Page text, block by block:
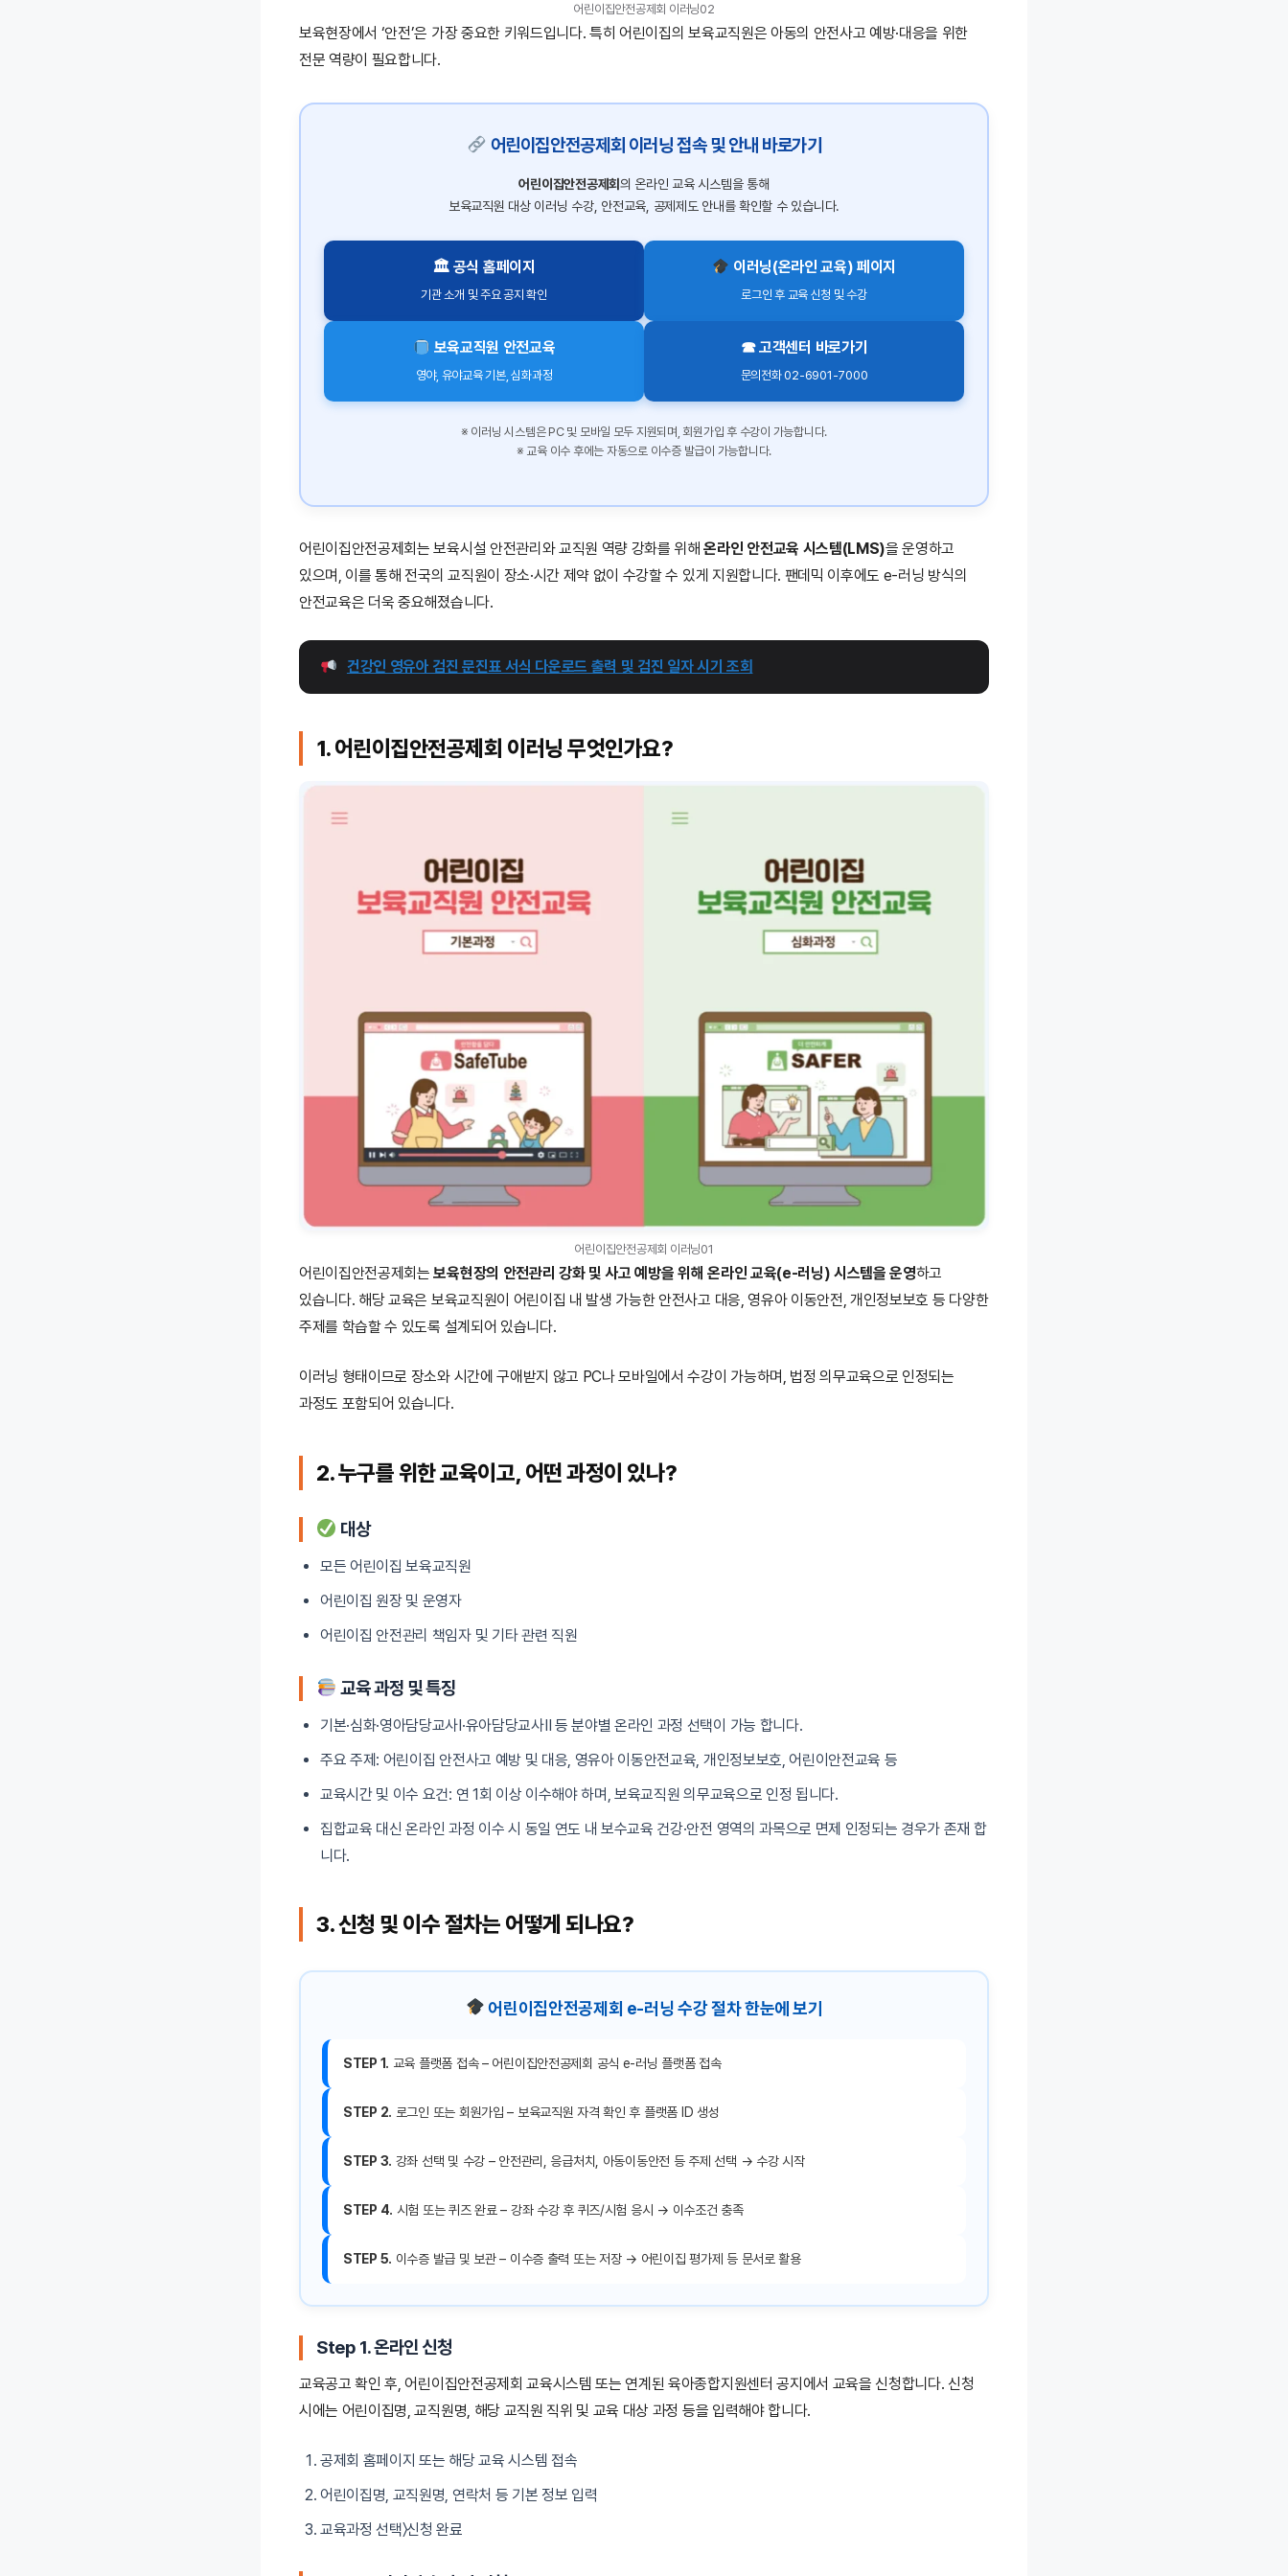
어린이집안전공제회 이러닝02
보육현장에서 ‘안전’은 가장 중요한 키워드입니다. 특히 어린이집의 보육교직원은 아동의 안전사고 예방·대응을 위한
전문 역량이 필요합니다.
어린이집안전공제회 이러닝 접속 및 안내 바로가기
어린이집안전공제회의 온라인 교육 시스템을 통해
보육교직원 대상 이러닝 수강, 안전교육, 공제제도 안내를 확인할 수 있습니다.
🏛 공식 홈페이지
기관 소개 및 주요 공지 확인
이러닝(온라인 교육) 페이지
로그인 후 교육 신청 및 수강
보육교직원 안전교육
영야, 유야교육 기본, 심화과정
☎ 고객센터 바로가기
문의전화 02-6901-7000
※ 이러닝 시스템은 PC 및 모바일 모두 지원되며, 회원가입 후 수강이 가능합니다.
※ 교육 이수 후에는 자동으로 이수증 발급이 가능합니다.
어린이집안전공제회는 보육시설 안전관리와 교직원 역량 강화를 위해온라인 안전교육 시스템(LMS)을 운영하고
있으며, 이를 통해 전국의 교직원이 장소·시간 제약 없이 수강할 수 있게 지원합니다. 팬데믹 이후에도 e-러닝 방식의
안전교육은 더욱 중요해졌습니다.
건강인 영유아 검진 문진표 서식 다운로드 출력 및 검진 일자 시기 조회
1. 어린이집안전공제회 이러닝 무엇인가요?
어린이집안전공제회 이러닝01
어린이집안전공제회는 보육현장의 안전관리 강화 및 사고 예방을 위해 온라인 교육(e-러닝) 시스템을 운영하고
있습니다. 해당 교육은 보육교직원이 어린이집 내 발생 가능한 안전사고 대응, 영유아 이동안전, 개인정보보호 등 다양한
주제를 학습할 수 있도록 설계되어 있습니다.
이러닝 형태이므로 장소와 시간에 구애받지 않고 PC나 모바일에서 수강이 가능하며, 법정 의무교육으로 인정되는
과정도 포함되어 있습니다.
2. 누구를 위한 교육이고, 어떤 과정이 있나?
대상
모든 어린이집 보육교직원
어린이집 원장 및 운영자
어린이집 안전관리 책임자 및 기타 관련 직원
교육 과정 및 특징
기본·심화·영아담당교사Ⅰ·유아담당교사Ⅱ 등 분야별 온라인 과정 선택이 가능 합니다.
주요 주제: 어린이집 안전사고 예방 및 대응, 영유아 이동안전교육, 개인정보보호, 어린이안전교육 등
교육시간 및 이수 요건: 연 1회 이상 이수해야 하며, 보육교직원 의무교육으로 인정 됩니다.
집합교육 대신 온라인 과정 이수 시 동일 연도 내 보수교육 건강·안전 영역의 과목으로 면제 인정되는 경우가 존재 합
니다.
3. 신청 및 이수 절차는 어떻게 되나요?
어린이집안전공제회 e-러닝 수강 절차 한눈에 보기
STEP 1. 교육 플랫폼 접속 – 어린이집안전공제회 공식 e-러닝 플랫폼 접속
STEP 2. 로그인 또는 회원가입 – 보육교직원 자격 확인 후 플랫폼 ID 생성
STEP 3. 강좌 선택 및 수강 – 안전관리, 응급처치, 아동이동안전 등 주제 선택 → 수강 시작
STEP 4. 시험 또는 퀴즈 완료 – 강좌 수강 후 퀴즈/시험 응시 → 이수조건 충족
STEP 5. 이수증 발급 및 보관 – 이수증 출력 또는 저장 → 어린이집 평가제 등 문서로 활용
Step 1. 온라인 신청
교육공고 확인 후, 어린이집안전공제회 교육시스템 또는 연계된 육아종합지원센터 공지에서 교육을 신청합니다. 신청
시에는 어린이집명, 교직원명, 해당 교직원 직위 및 교육 대상 과정 등을 입력해야 합니다.
공제회 홈페이지 또는 해당 교육 시스템 접속
어린이집명, 교직원명, 연락처 등 기본 정보 입력
교육과정 선택〉신청 완료